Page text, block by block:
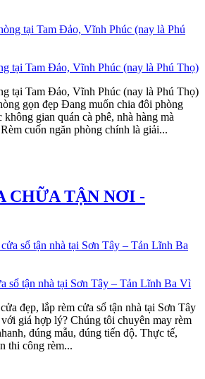
tại Tam Đảo, Vĩnh Phúc (nay là Phú Thọ)
tại Tam Đảo, Vĩnh Phúc (nay là Phú Thọ)
gọn đẹp Đang muốn chia đôi phòng
gian quán cà phê, nhà hàng mà
cuốn ngăn phòng chính là giải...
CHỮA TẬN NƠI -
sổ tận nhà tại Sơn Tây – Tản Lĩnh Ba Vì
đẹp, lắp rèm cửa sổ tận nhà tại Sơn Tây
giá hợp lý? Chúng tôi chuyên may rèm
đúng mẫu, đúng tiến độ. Thực tế,
thi công rèm...